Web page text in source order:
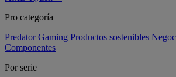
Pro categoría
Predator Gaming Productos sostenibles
Componentes
Por serie